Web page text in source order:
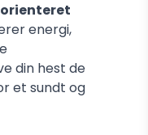
energi,
din hest de
et sundt og